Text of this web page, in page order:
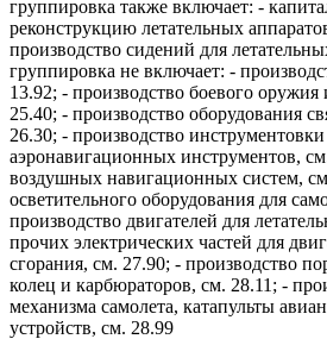
группировка также включает: -
реконструкцию летательных
производство сидений для
группировка не включает: -
13.92; - производство боевого оружия
25.40; - производство оборудования
26.30; - производство
аэронавигационных инструментов,
воздушных навигационных систем,
осветительного оборудования для
производство двигателей для
прочих электрических частей для
сгорания, см. 27.90; - производство
колец и карбюраторов, см. 28.11; -
механизма самолета, катапульты
устройств, см. 28.99